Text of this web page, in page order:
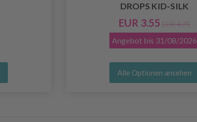
DROPS KID-SILK
EUR 3.55 EUR 4.75
Angebot bis 31/08/2026
Alle Optionen ansehen